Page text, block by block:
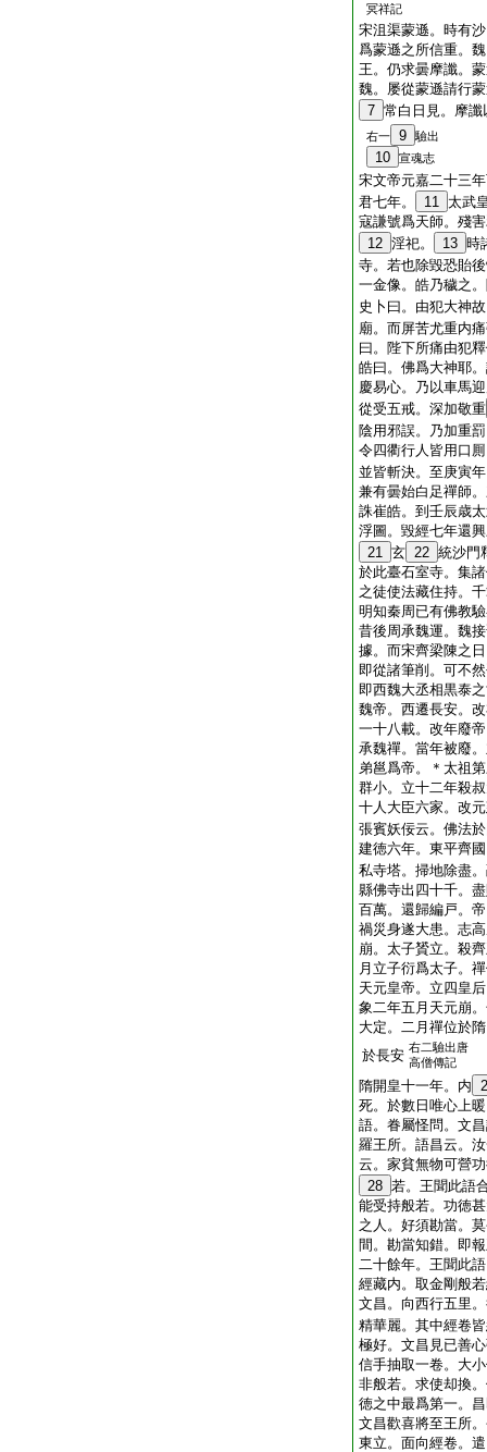
冥祥記
宋沮渠蒙遜。時有
爲蒙遜之所信重。
王。仍求曇摩讖。
魏。屡從蒙遜請行
7 常白日見。摩讖
右一 9 驗出
10 宣魂志
宋文帝元嘉二十三
君七年。
11 太武
寇謙號爲天師。殘
12 淫祀。 13 時
寺。若也除毀恐貽
一金像。皓乃穢之
史卜曰。由犯大神
廟。而屏苦尤重内
曰。陛下所痛由犯
皓曰。佛爲大神耶
慶易心。乃以車馬
從受五戒。深加敬重
陰用邪誤。乃加重
令四衢行人皆用口
並皆斬決。至庚寅
兼有曇始白足禪師
誅崔皓。到壬辰歳
浮圖。毀經七年還
21 玄 22 統沙門
於此臺石室寺。集
之徒使法藏住持。
明知秦周已有佛教
昔後周承魏運。魏
據。而宋齊梁陳之
即從諸筆削。可不
即西魏大丞相黒泰
魏帝。西遷長安。
一十八載。改年廢
承魏禪。當年被廢
弟邕爲帝。＊太祖
群小。立十二年殺
十人大臣六家。改
張賓妖佞云。佛法
建徳六年。東平齊
私寺塔。掃地除盡
縣佛寺出四十千。
百萬。還歸編戸。
禍災身遂大患。志
崩。太子贇立。殺
月立子衍爲太子。
天元皇帝。立四皇
象二年五月天元崩
大定。二月禪位於
於長安 右二驗出唐
高僧傳記
隋開皇十一年。内
死。於數日唯心上
語。眷屬怪問。文
羅王所。語昌云。
云。家貧無物可營
28 若。王聞此語
能受持般若。功徳
之人。好須勘當。
間。勘當知錯。即
二十餘年。王聞此
經藏内。取金剛般
文昌。向西行五里
精華麗。其中經卷
極好。文昌見已善
信手抽取一卷。大
非般若。求使却換
徳之中最爲第一。
文昌歡喜將至王所
東立。面向經卷。